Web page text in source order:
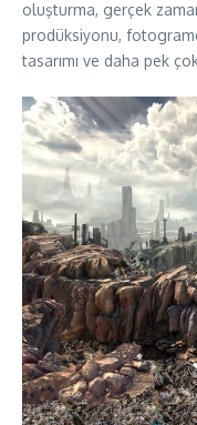
oluşturma, gerçek
prodüksiyonu,
tasarımı ve daha pek